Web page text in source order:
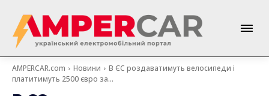
AMPERCAR.com Новини
В ЄС роздаватимуть велосипеди і
платитимуть 2500 євро за...